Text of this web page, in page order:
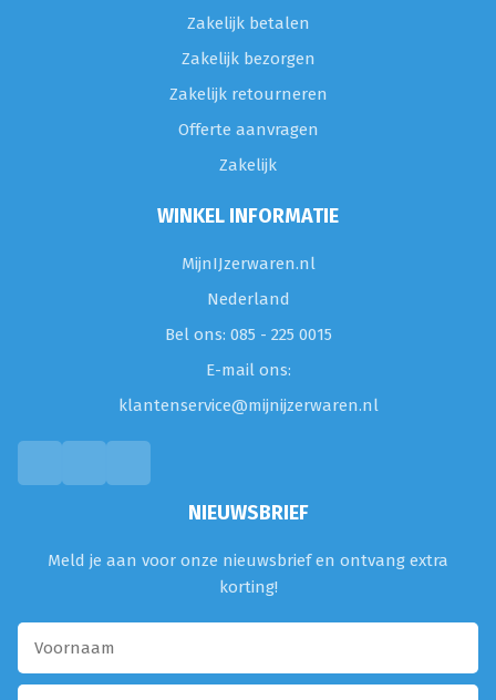
Zakelijk betalen
Zakelijk bezorgen
Zakelijk retourneren
Offerte aanvragen
Zakelijk
WINKEL INFORMATIE
MijnIJzerwaren.nl
Nederland
Bel ons: 085 - 225 0015
E-mail ons:
klantenservice@mijnijzerwaren.nl
NIEUWSBRIEF
Meld je aan voor onze nieuwsbrief en ontvang extra
korting!